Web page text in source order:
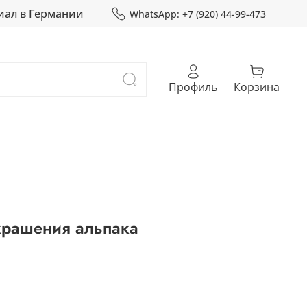
в Германии WhatsApp: +7 (920) 44-99-473
Профиль Корзина
альпака